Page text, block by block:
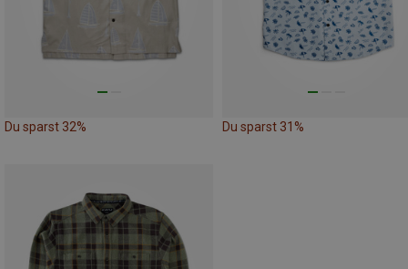
Du sparst 32% Du sparst 31%